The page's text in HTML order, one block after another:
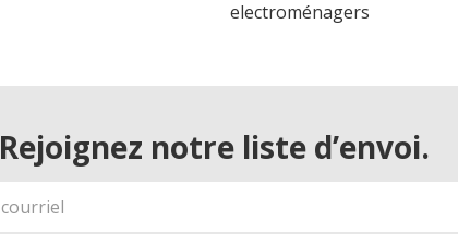
electroménagers
Rejoignez notre liste d’envoi.